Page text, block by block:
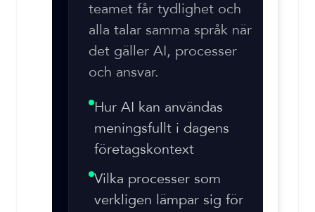
teamet får tydlighet och
alla talar samma språk när
det gäller AI, processer
och ansvar.
Hur AI kan användas
meningsfullt i dagens
företagskontext
Vilka processer som
verkligen lämpar sig för